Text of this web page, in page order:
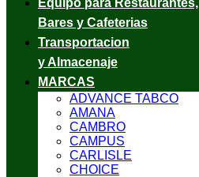
Equipo para Restaurantes,
Bares y Cafeterias
Transportacion
y Almacenaje
MARCAS
ADVANCE TABCO
AMANA
CAMBRO
CAMPUS
CARLISLE
CHOICE